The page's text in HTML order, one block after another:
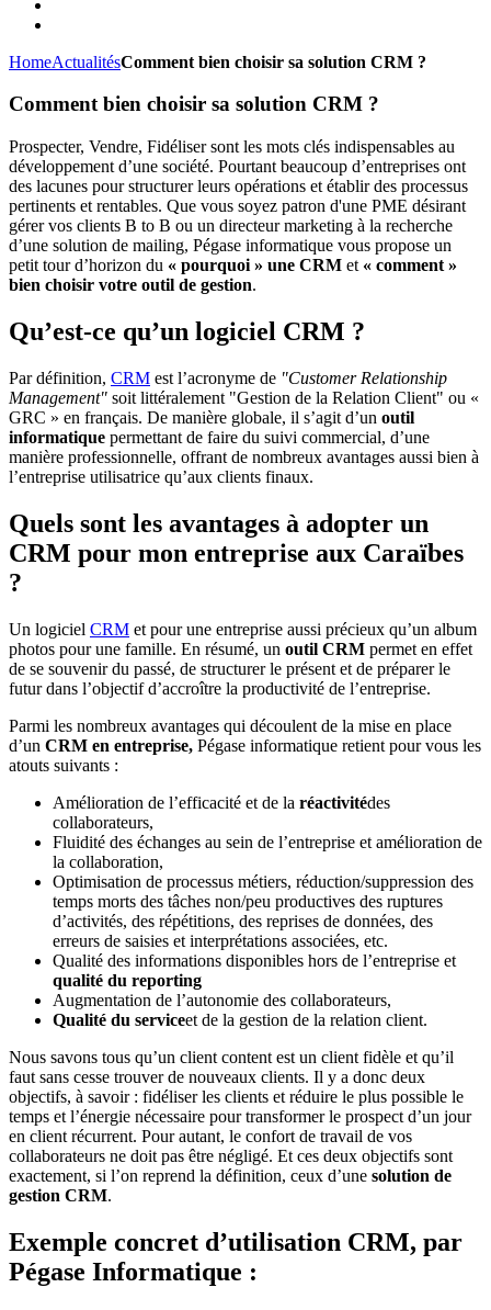
HomeActualitésComment bien choisir sa solution CRM ?
Comment bien choisir sa solution CRM ?
Prospecter, Vendre, Fidéliser sont les mots clés indispensables au
développement d’une société. Pourtant beaucoup d’entreprises ont
des lacunes pour structurer leurs opérations et établir des processus
pertinents et rentables. Que vous soyez patron d'une PME désirant
gérer vos clients B to B ou un directeur marketing à la recherche
d’une solution de mailing, Pégase informatique vous propose un
petit tour d’horizon du « pourquoi » une CRM et « comment »
bien choisir votre outil de gestion.
Qu’est-ce qu’un logiciel CRM ?
Par définition, CRM est l’acronyme de "Customer Relationship
Management" soit littéralement "Gestion de la Relation Client" ou «
GRC » en français. De manière globale, il s’agit d’un outil
informatique permettant de faire du suivi commercial, d’une
manière professionnelle, offrant de nombreux avantages aussi bien à
l’entreprise utilisatrice qu’aux clients finaux.
Quels sont les avantages à adopter un
CRM pour mon entreprise aux Caraïbes
?
Un logiciel CRM et pour une entreprise aussi précieux qu’un album
photos pour une famille. En résumé, un outil CRM permet en effet
de se souvenir du passé, de structurer le présent et de préparer le
futur dans l’objectif d’accroître la productivité de l’entreprise.
Parmi les nombreux avantages qui découlent de la mise en place
d’un CRM en entreprise, Pégase informatique retient pour vous les
atouts suivants :
Amélioration de l’efficacité et de la réactivitédes
collaborateurs,
Fluidité des échanges au sein de l’entreprise et amélioration de
la collaboration,
Optimisation de processus métiers, réduction/suppression des
temps morts des tâches non/peu productives des ruptures
d’activités, des répétitions, des reprises de données, des
erreurs de saisies et interprétations associées, etc.
Qualité des informations disponibles hors de l’entreprise et
qualité du reporting
Augmentation de l’autonomie des collaborateurs,
Qualité du serviceet de la gestion de la relation client.
Nous savons tous qu’un client content est un client fidèle et qu’il
faut sans cesse trouver de nouveaux clients. Il y a donc deux
objectifs, à savoir : fidéliser les clients et réduire le plus possible le
temps et l’énergie nécessaire pour transformer le prospect d’un jour
en client récurrent. Pour autant, le confort de travail de vos
collaborateurs ne doit pas être négligé. Et ces deux objectifs sont
exactement, si l’on reprend la définition, ceux d’une solution de
gestion CRM.
Exemple concret d’utilisation CRM, par
Pégase Informatique :